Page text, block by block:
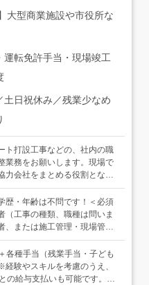
大型商業施設や市役所な
運転免許手当・現場竣工
土日祝休み／残業少なめ
ト打設工事などの、社内の職
業務をお願いします。現場で
会社をまとめる役割となり
けや他工種の担当者との打
作業段取りの調整・現場での
理・現場での実作業（進捗状
まずは小規模の現場からお
とんどですので、安心してく
とんど。一部東京都、茨城
も片道1時間程度です）★1つ
歴・年齢は不問です！＜必須
（工事の種類、職種は問いま
または施工管理・現場管理
2級建築施工管理技士の資格
や元請けとの調整を行うな
取りを考えた経験がある方
施工管理技士をお持ちの方
各種手当（残業手当・子ども
験やスキルを考慮のうえ、
給与支払いも可能です。ご